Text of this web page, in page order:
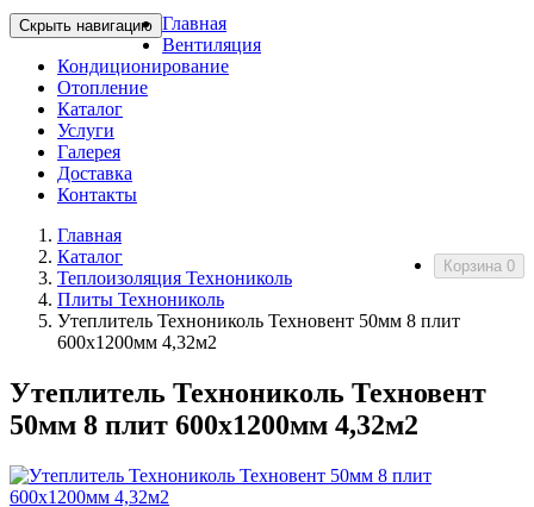
Скрыть навигацию Главная
Вентиляция
Кондиционирование
Отопление
Каталог
Услуги
Галерея
Доставка
Контакты
Корзина 0
Главная
Каталог
Теплоизоляция Технониколь
Плиты Технониколь
Утеплитель Технониколь Техновент 50мм 8 плит
600х1200мм 4,32м2
Утеплитель Технониколь Техновент
50мм 8 плит 600х1200мм 4,32м2